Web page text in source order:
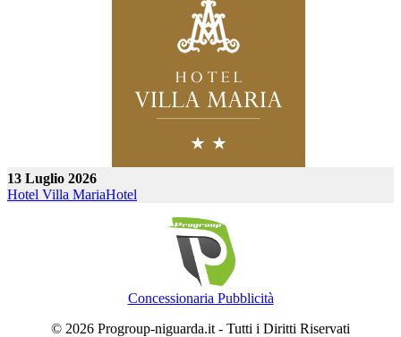
13 Luglio 2026
Hotel Villa MariaHotel
Concessionaria Pubblicità
© 2026 Progroup-niguarda.it - Tutti i Diritti Riservati